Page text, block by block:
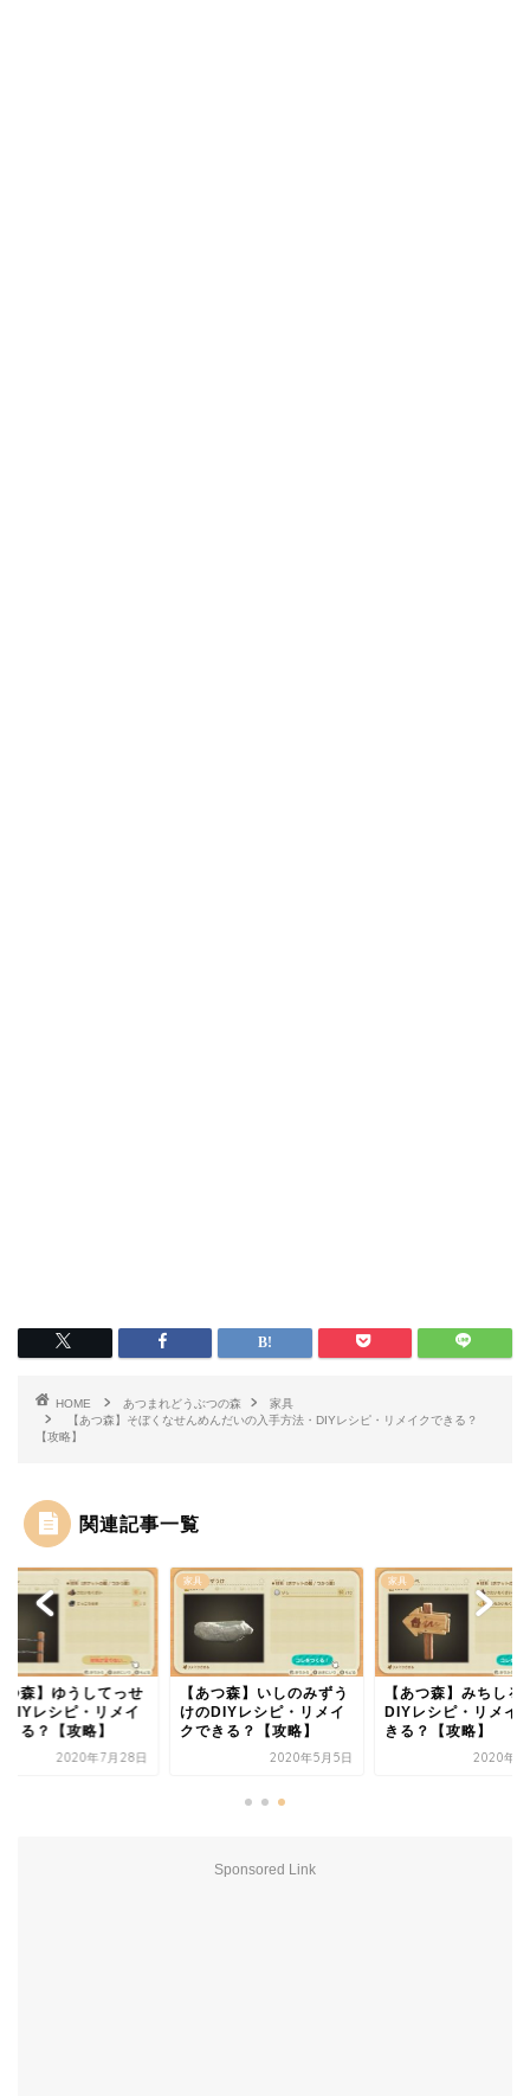
HOME あつまれどうぶつの森
家具
【あつ森】そぼくなせんめんだいの入手方法・DIYレシピ・リメイクできる？
【攻略】
関連記事一覧
つ森】ゆうしてっせ
DIYレシピ・リメイ
きる？【攻略】
2020年7月28日
家具
【あつ森】いしのみずう
けのDIYレシピ・リメイ
クできる？【攻略】
2020年5月5日
家具
【あつ森】みちしる
DIYレシピ・リメイ
きる？【攻略】
2020年5
Sponsored Link